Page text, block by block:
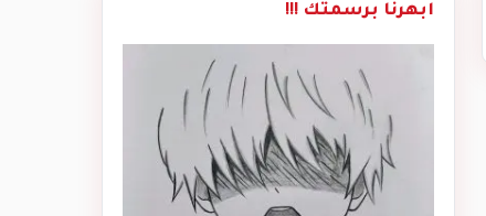
ابهرنا برسمتك !!!